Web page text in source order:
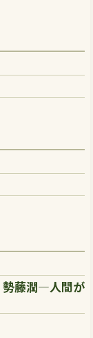
勢藤潤―人間が